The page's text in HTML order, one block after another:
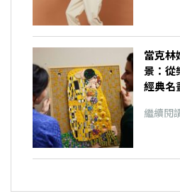
當克林
景：從
經典名
繼續閱